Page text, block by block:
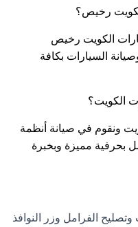
رخيص؟
الكويت رخيص
السيارات بكافة
الكويت؟
ونقوم في صيانة أنظمة
بحرفية مميزة وبخبرة
الفرامل وزر النوافذ